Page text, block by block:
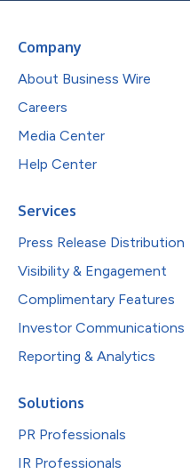
Company
About Business Wire
Careers
Media Center
Help Center
Services
Press Release Distribution
Visibility & Engagement
Complimentary Features
Investor Communications
Reporting & Analytics
Solutions
PR Professionals
IR Professionals